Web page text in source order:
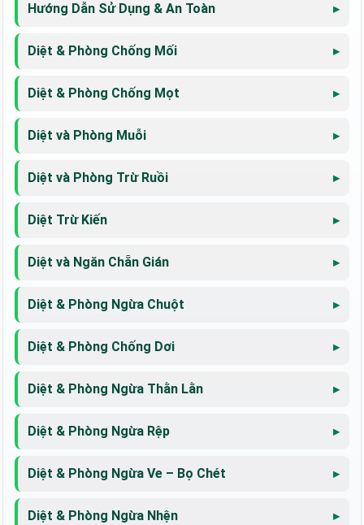
Hướng Dẫn Sử Dụng & An Toàn
Diệt & Phòng Chống Mối
Diệt & Phòng Chống Mọt
Diệt và Phòng Muỗi
Diệt và Phòng Trừ Ruồi
Diệt Trừ Kiến
Diệt và Ngăn Chẵn Gián
Diệt & Phòng Ngừa Chuột
Diệt & Phòng Chống Dơi
Diệt & Phòng Ngừa Thằn Lằn
Diệt & Phòng Ngừa Rệp
Diệt & Phòng Ngừa Ve – Bọ Chét
Diệt & Phòng Ngừa Nhện